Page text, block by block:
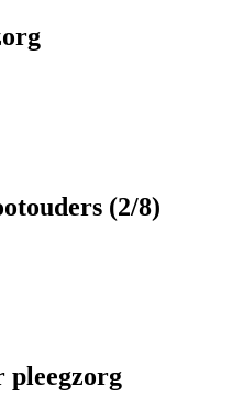
(2/8)
pleegzorg